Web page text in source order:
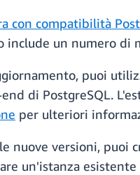
con compatibilità
include un numero
puoi
di PostgreSQL.
per ulteriori
nuove versioni, puoi
un'istanza